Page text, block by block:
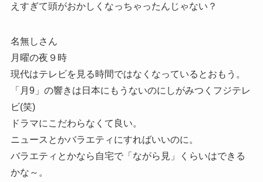
えすぎて頭がおかしくなっちゃったんじゃない？
名無しさん
月曜の夜９時
現代はテレビを見る時間ではなくなっているとおもう。
「月9」の響きは日本にもうないのにしがみつくフジテレ
ビ(笑)
ドラマにこだわらなくて良い。
ニュースとかバラエティにすればいいのに。
バラエティとかなら自宅で「ながら見」くらいはできる
かな～。